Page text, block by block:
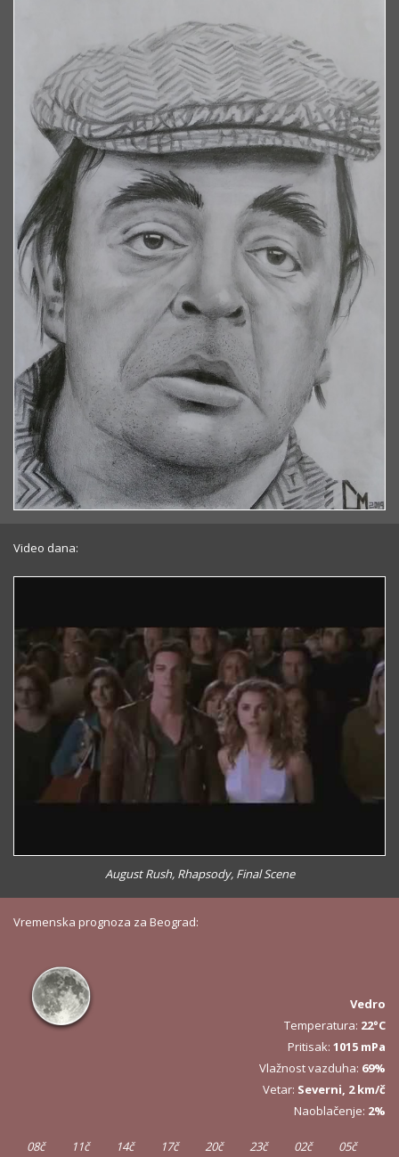
Video dana:
August Rush, Rhapsody, Final Scene
Vremenska prognoza za Beograd:
Vedro
Temperatura: 22°C
Pritisak: 1015 mPa
Vlažnost vazduha: 69%
Vetar: Severni, 2 km/č
Naoblačenje: 2%
08č 11č 14č 17č 20č 23č 02č 05č